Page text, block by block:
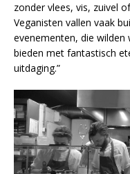
zonder vlees, vis, zuivel
Veganisten vallen vaak
evenementen, die
bieden met fantastisch
uitdaging.”